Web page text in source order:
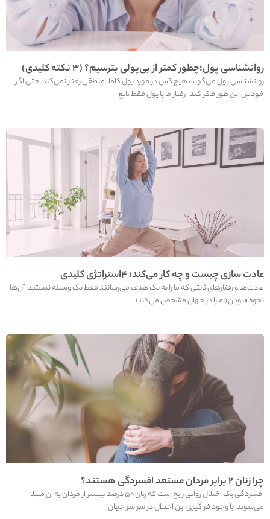
روانشناسی پول؛چطور کمتر از بی‌پولی بترسیم؟ (۳ نکته کلیدی)
روانشناسی پول می‌گوید، هیچ کس در مورد پول کاملا منطقی رفتار نمی‌کند. حتی اگر
خودش این طور فکر کند. رفتار ما با پول فقط تابع
عادت سازی چیست و چه کار می‌کند؛ ۴استراتژی کلیدی
عادت‌ها و رفتارهای ثابتی که ما را به یک هدف می‌رسانند فقط یک وسیله نیستند. آن‌ها
نحوه «بودن» مارا در جهان مشخص می‌کنند.
چرا زنان ۲ برابر مردان مستعد افسردگی هستند؟
افسردگی یک اختلال روانی رایج است که زنان ۵۰ درصد بیشتر از مردان به آن مبتلا
می‌شوند. با وجود فراگیری این اختلال در سراسر جهان